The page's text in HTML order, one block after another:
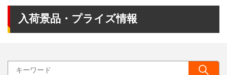
入荷景品・プライズ情報